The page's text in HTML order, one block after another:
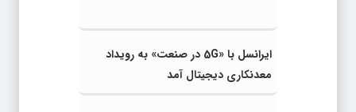
ایرانسل با «5G در صنعت» به رویداد
معدنکاری دیجیتال آمد